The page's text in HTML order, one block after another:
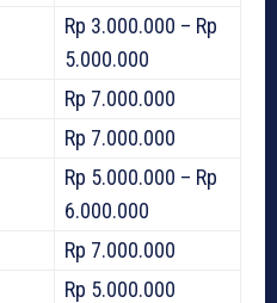
Rp 3.000.000 – Rp
5.000.000
Rp 7.000.000
Rp 7.000.000
Rp 5.000.000 – Rp
6.000.000
Rp 7.000.000
Rp 5.000.000